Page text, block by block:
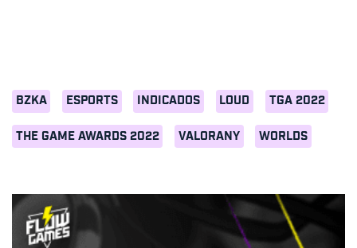
BZKA ESPORTS INDICADOS LOUD TGA 2022
THE GAME AWARDS 2022 VALORANY WORLDS